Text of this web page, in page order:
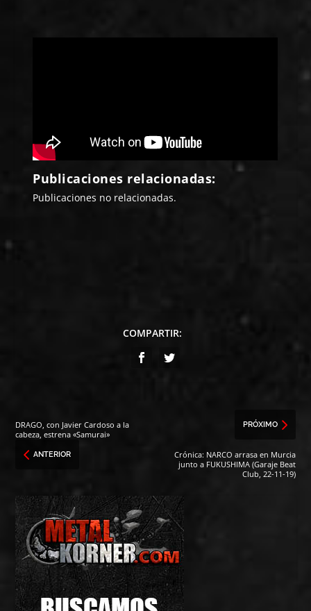
Publicaciones relacionadas:
Publicaciones no relacionadas.
COMPARTIR:
DRAGO, con Javier Cardoso a la
cabeza, estrena «Samurai»
ANTERIOR
PRÓXIMO
Crónica: NARCO arrasa en Murcia
junto a FUKUSHIMA (Garaje Beat
Club, 22-11-19)